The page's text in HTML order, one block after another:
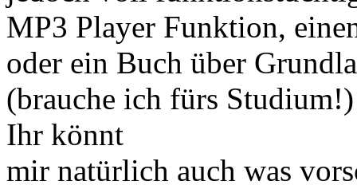
MP3 Player Funktion,
oder ein Buch über
(brauche ich fürs
Ihr könnt
mir natürlich auch was